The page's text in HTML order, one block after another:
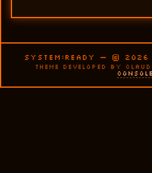
SYSTEM:READY — © 2026
THEME DEVELOPED BY
CONSOLE